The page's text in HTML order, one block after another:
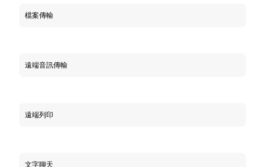
檔案傳輸
遠端音訊傳輸
遠端列印
文字聊天